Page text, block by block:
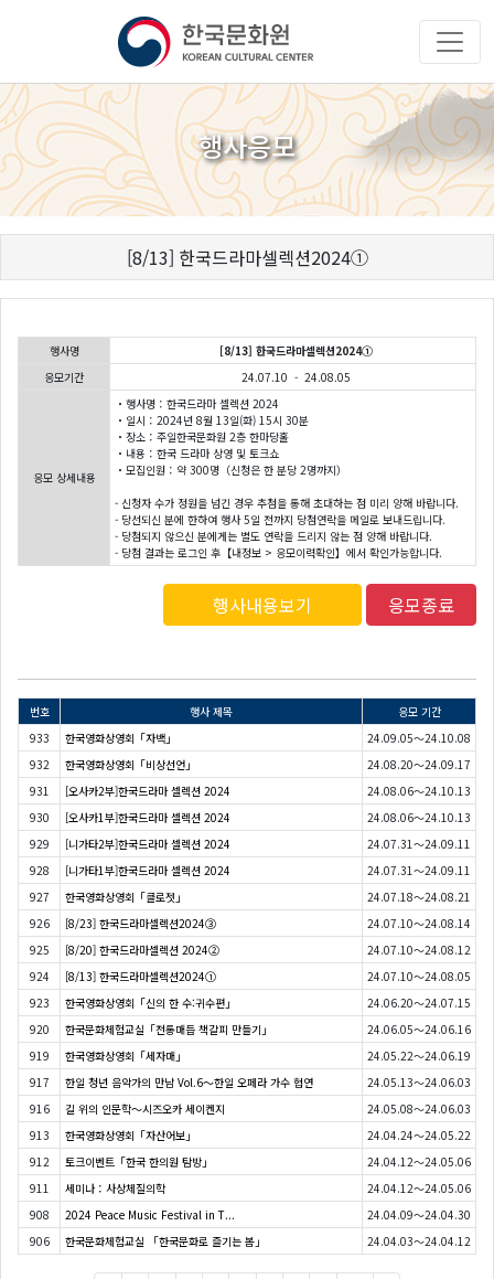
행사응모
[8/13] 한국드라마셀렉션2024①
행사명
[8/13] 한국드라마셀렉션2024①
응모기간
24.07.10 - 24.08.05
응모 상세내용
・행사명：한국드라마 셀렉션 2024
・일시：2024년 8월 13일(화) 15시 30분
・장소：주일한국문화원 2층 한마당홀
・내용：한국 드라마 상영 및 토크쇼
・모집인원：약 300명（신청은 한 분당 2명까지）
- 신청자 수가 정원을 넘긴 경우 추첨을 통해 초대하는 점 미리 양해 바랍니다.
- 당선되신 분에 한하여 행사 5일 전까지 당첨연락을 메일로 보내드립니다.
- 당첨되지 않으신 분에게는 별도 연락을 드리지 않는 점 양해 바랍니다.
- 당첨 결과는 로그인 후【내정보 > 응모이력확인】에서 확인가능합니다.
행사내용보기 응모종료
번호 행사 제목
응모 기간
933
한국영화상영회「자백」
24.09.05～24.10.08
932
한국영화상영회「비상선언」
24.08.20～24.09.17
931
[오사카2부]한국드라마 셀렉션 2024
24.08.06～24.10.13
930
[오사카1부]한국드라마 셀렉션 2024
24.08.06～24.10.13
929
[니가타2부]한국드라마 셀렉션 2024
24.07.31～24.09.11
928
[니가타1부]한국드라마 셀렉션 2024
24.07.31～24.09.11
927
한국영화상영회「클로젯」
24.07.18～24.08.21
926
[8/23] 한국드라마셀렉션2024③
24.07.10～24.08.14
925
[8/20] 한국드라마셀렉션 2024②
24.07.10～24.08.12
924
[8/13] 한국드라마셀렉션2024①
24.07.10～24.08.05
923
한국영화상영회「신의 한 수:귀수편」
24.06.20～24.07.15
920
한국문화체험교실「전통매듭 책갈피 만들기」
24.06.05～24.06.16
919
한국영화상영회「세자매」
24.05.22～24.06.19
917
한일 청년 음악가의 만남 Vol.6〜한일 오페라 가수 협연
24.05.13～24.06.03
916
길 위의 인문학～시즈오카 세이켄지
24.05.08～24.06.03
913
한국영화상영회「자산어보」
24.04.24～24.05.22
912
토크이벤트「한국 한의원 탐방」
24.04.12～24.05.06
911
세미나：사상체질의학
24.04.12～24.05.06
908
2024 Peace Music Festival in T...
24.04.09～24.04.30
906
한국문화체험교실 「한국문화로 즐기는 봄」 24.04.03～24.04.12